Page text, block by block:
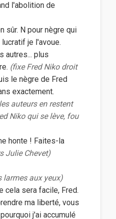
l'abolition de
sûr. N pour nègre qui
je l'avoue.
autres... plus
(fixe Fred Niko droit
le nègre de Fred
exactement.
auteurs en restent
Niko qui se lève, fou
honte ! Faites-la
Julie Chevet)
larmes aux yeux)
cela sera facile, Fred.
ma liberté, vous
j'ai accumulé